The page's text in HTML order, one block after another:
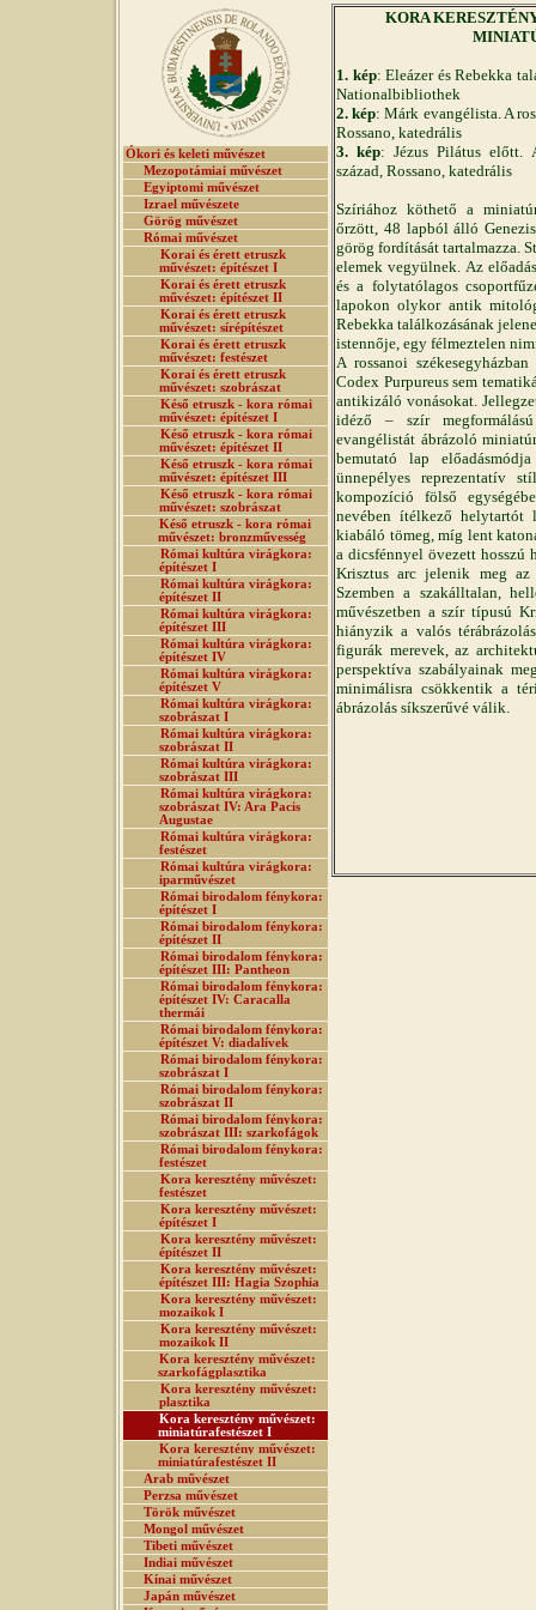
Ókori és keleti művészet
Mezopotámiai művészet
Egyiptomi művészet
Izrael művészete
Görög művészet
Római művészet
Korai és érett etruszk
művészet: építészet I
Korai és érett etruszk
művészet: építészet II
Korai és érett etruszk
művészet: sírépítészet
Korai és érett etruszk
művészet: festészet
Korai és érett etruszk
művészet: szobrászat
Késő etruszk - kora római
művészet: építészet I
Késő etruszk - kora római
művészet: építészet II
Késő etruszk - kora római
művészet: építészet III
Késő etruszk - kora római
művészet: szobrászat
Késő etruszk - kora római
művészet: bronzművesség
Római kultúra virágkora:
építészet I
Római kultúra virágkora:
építészet II
Római kultúra virágkora:
építészet III
Római kultúra virágkora:
építészet IV
Római kultúra virágkora:
építészet V
Római kultúra virágkora:
szobrászat I
Római kultúra virágkora:
szobrászat II
Római kultúra virágkora:
szobrászat III
Római kultúra virágkora:
szobrászat IV: Ara Pacis
Augustae
Római kultúra virágkora:
festészet
Római kultúra virágkora:
iparművészet
Római birodalom fénykora:
építészet I
Római birodalom fénykora:
építészet II
Római birodalom fénykora:
építészet III: Pantheon
Római birodalom fénykora:
építészet IV: Caracalla
thermái
Római birodalom fénykora:
építészet V: diadalívek
Római birodalom fénykora:
szobrászat I
Római birodalom fénykora:
szobrászat II
Római birodalom fénykora:
szobrászat III: szarkofágok
Római birodalom fénykora:
festészet
Kora keresztény művészet:
festészet
Kora keresztény művészet:
építészet I
Kora keresztény művészet:
építészet II
Kora keresztény művészet:
építészet III: Hagia Szophia
Kora keresztény művészet:
mozaikok I
Kora keresztény művészet:
mozaikok II
Kora keresztény művészet:
szarkofágplasztika
Kora keresztény művészet:
plasztika
Kora keresztény művészet:
miniatúrafestészet I
Kora keresztény művészet:
miniatúrafestészet II
Arab művészet
Perzsa művészet
Török művészet
Mongol művészet
Tibeti művészet
Indiai művészet
Kínai művészet
Japán művészet
KORA
1. kép: Eleázer és Rebekka
Nationalbibliothek
2. kép: Márk evangélista. A
Rossano, katedrális
3. kép: Jézus Pilátus előtt.
század, Rossano, katedrális
Szíriához köthető a
őrzött, 48 lapból álló
görög fordítását tartalmazza.
elemek vegyülnek. Az
és a folytatólagos
lapokon olykor antik
Rebekka találkozásának
istennője, egy félmeztelen
A rossanoi
Codex Purpureus sem
antikizáló vonásokat.
idéző – szír
evangélistát ábrázoló
bemutató lap
ünnepélyes reprezentatív
kompozíció fölső
nevében ítélkező
kiabáló tömeg, míg lent
a dicsfénnyel övezett hosszú
Krisztus arc jelenik meg
Szemben a szakálltalan,
művészetben a szír típusú
hiányzik a valós
figurák merevek, az
perspektíva szabályainak
minimálisra csökkentik a
ábrázolás síkszerűvé válik.